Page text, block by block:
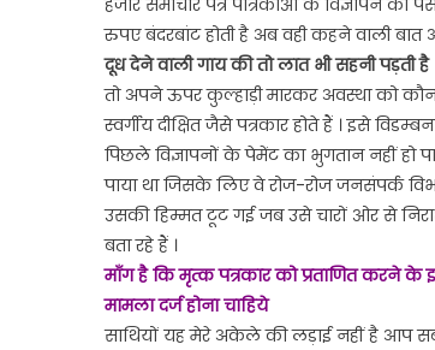
हजार समाचार पत्र पत्रिकाओं के विज्ञापन
रुपए बंदरबांट होती है अब वही कहने वाली
दूध देने वाली गाय की तो लात भी सहनी पड़ती है
तो अपने ऊपर कुल्हाड़ी मारकर अवस्था को
स्वर्गीय दीक्षित जैसे पत्रकार होते हैं । इसे
पिछले विज्ञापनों के पेमेंट का भुगतान नहीं हो
पाया था जिसके लिए वे रोज-रोज जनसंपर्क
उसकी हिम्मत टूट गई जब उसे चारों ओर से
बता रहे हैं ।
माँग है कि मृत्क पत्रकार को प्रताणित करने के
मामला दर्ज होना चाहिये
साथियों यह मेरे अकेले की लड़ाई नहीं है आप